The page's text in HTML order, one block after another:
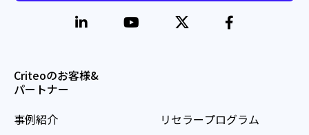
Criteoのお客様&
パートナー
事例紹介
リセラープログラム